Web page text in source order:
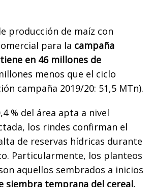
producción de maíz con
para la campaña
en 46 millones de
menos que el ciclo
campaña 2019/20: 51,5 MTn).
% del área apta a nivel
los rindes confirman el
de reservas hídricas durante
Particularmente, los planteos
aquellos sembrados a inicios
siembra temprana del cereal.